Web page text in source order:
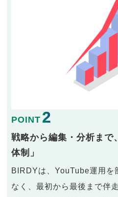
POINT 2
戦略から編集・分析まで
体制」
BIRDYは、YouTube運用を
なく、最初から最後まで伴